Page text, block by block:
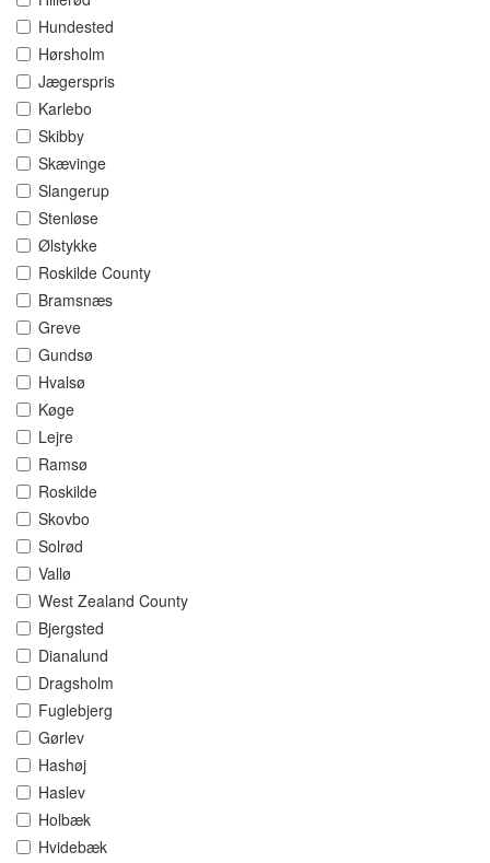
Hundested
Hørsholm
Jægerspris
Karlebo
Skibby
Skævinge
Slangerup
Stenløse
Ølstykke
Roskilde County
Bramsnæs
Greve
Gundsø
Hvalsø
Køge
Lejre
Ramsø
Roskilde
Skovbo
Solrød
Vallø
West Zealand County
Bjergsted
Dianalund
Dragsholm
Fuglebjerg
Gørlev
Hashøj
Haslev
Holbæk
Hvidebæk